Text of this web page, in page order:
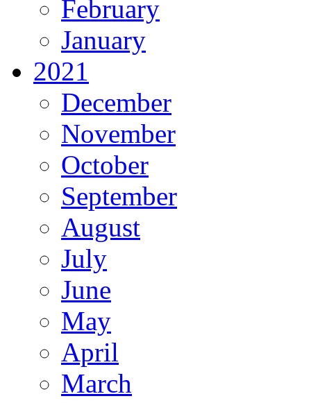
February
January
2021
December
November
October
September
August
July
June
May
April
March